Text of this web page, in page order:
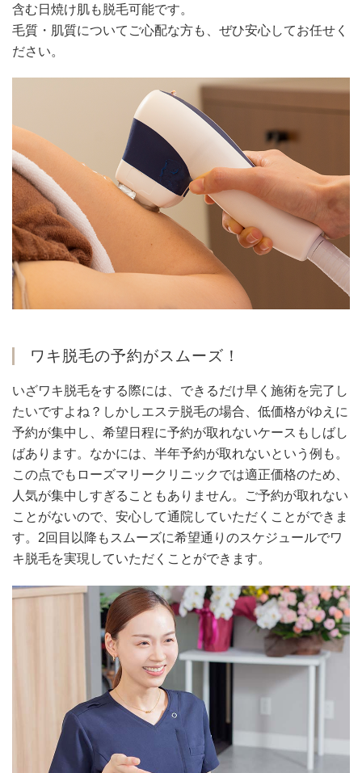
含む日焼け肌も脱毛可能です。
毛質・肌質についてご心配な方も、ぜひ安心してお任せく
ださい。
ワキ脱毛の予約がスムーズ！
いざワキ脱毛をする際には、できるだけ早く施術を完了し
たいですよね？しかしエステ脱毛の場合、低価格がゆえに
予約が集中し、希望日程に予約が取れないケースもしばし
ばあります。なかには、半年予約が取れないという例も。
この点でもローズマリークリニックでは適正価格のため、
人気が集中しすぎることもありません。ご予約が取れない
ことがないので、安心して通院していただくことができま
す。2回目以降もスムーズに希望通りのスケジュールでワ
キ脱毛を実現していただくことができます。